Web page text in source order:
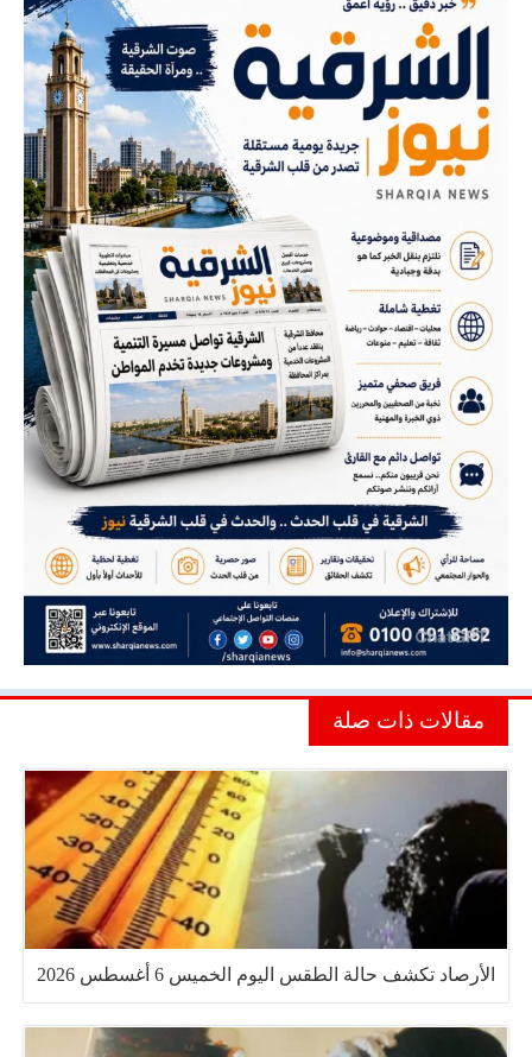
مقالات ذات صلة
الأرصاد تكشف حالة الطقس اليوم الخميس 6 أغسطس 2026